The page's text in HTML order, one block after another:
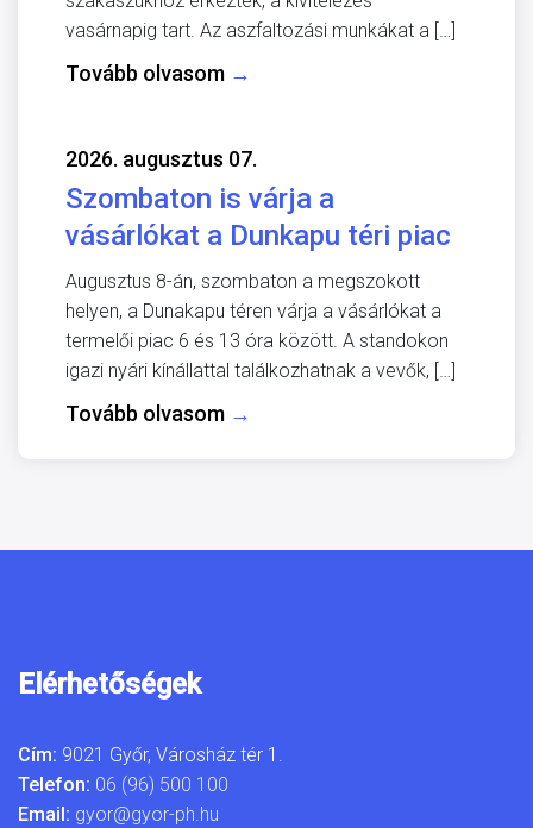
vasárnapig tart. Az aszfaltozási munkákat a […]
Tovább olvasom →
2026. augusztus 07.
Szombaton is várja a
vásárlókat a Dunkapu téri piac
Augusztus 8-án, szombaton a megszokott
helyen, a Dunakapu téren várja a vásárlókat a
termelői piac 6 és 13 óra között. A standokon
igazi nyári kínállattal találkozhatnak a vevők, […]
Tovább olvasom →
Elérhetőségek
Cím: 9021 Győr, Városház tér 1.
Telefon: 06 (96) 500 100
Email: gyor@gyor-ph.hu